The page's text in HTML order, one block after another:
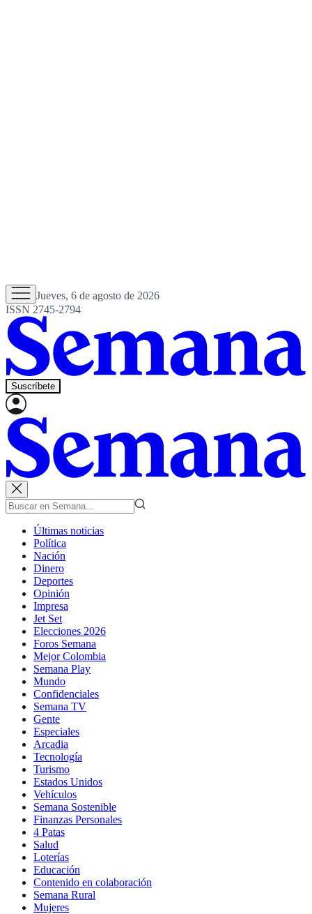
Jueves, 6 de agosto de 2026
ISSN 2745-2794
Suscríbete
Últimas noticias
Política
Nación
Dinero
Deportes
Opinión
Impresa
Jet Set
Elecciones 2026
Foros Semana
Mejor Colombia
Semana Play
Mundo
Confidenciales
Semana TV
Gente
Especiales
Arcadia
Tecnología
Turismo
Estados Unidos
Vehículos
Semana Sostenible
Finanzas Personales
4 Patas
Salud
Loterías
Educación
Contenido en colaboración
Semana Rural
Mujeres